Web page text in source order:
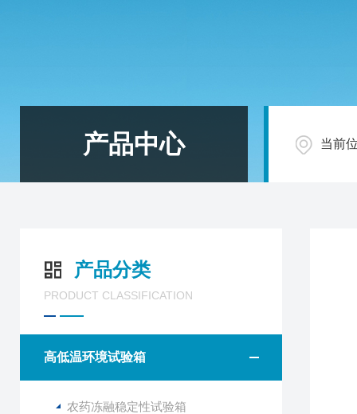
产品中心 当前
产品分类
PRODUCT CLASSIFICATION
高低温环境试验箱
农药冻融稳定性试验箱